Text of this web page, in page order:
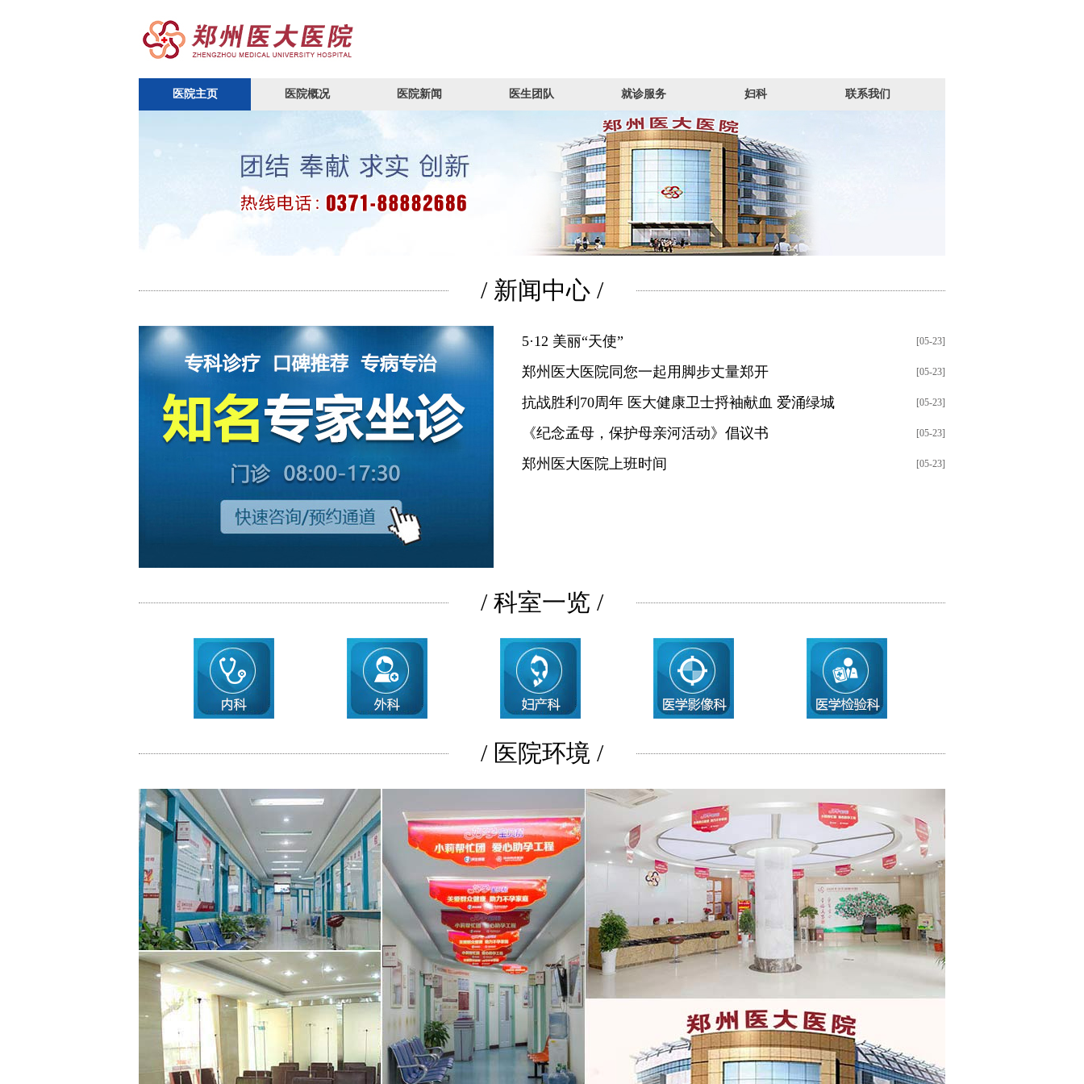
医院主页 医院概况 医院新闻 医生团队 就诊服务 妇科 联系我们
/ 新闻中心 /
[05-23]
5·12 美丽“天使”
[05-23]
郑州医大医院同您一起用脚步丈量郑开
[05-23]
抗战胜利70周年 医大健康卫士捋袖献血 爱涌绿城
[05-23]
《纪念孟母，保护母亲河活动》倡议书
[05-23]
郑州医大医院上班时间
/ 科室一览 /
/ 医院环境 /